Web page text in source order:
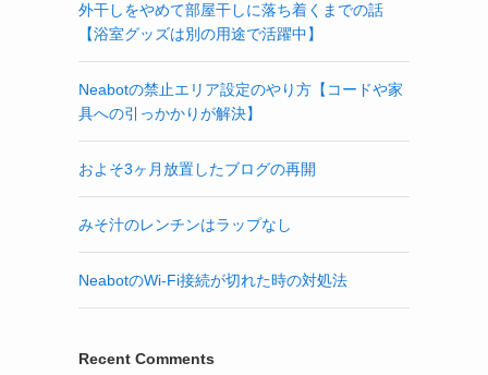
外干しをやめて部屋干しに落ち着くまでの話
【浴室グッズは別の用途で活躍中】
Neabotの禁止エリア設定のやり方【コードや家
具への引っかかりが解決】
およそ3ヶ月放置したブログの再開
みそ汁のレンチンはラップなし
NeabotのWi-Fi接続が切れた時の対処法
Recent Comments